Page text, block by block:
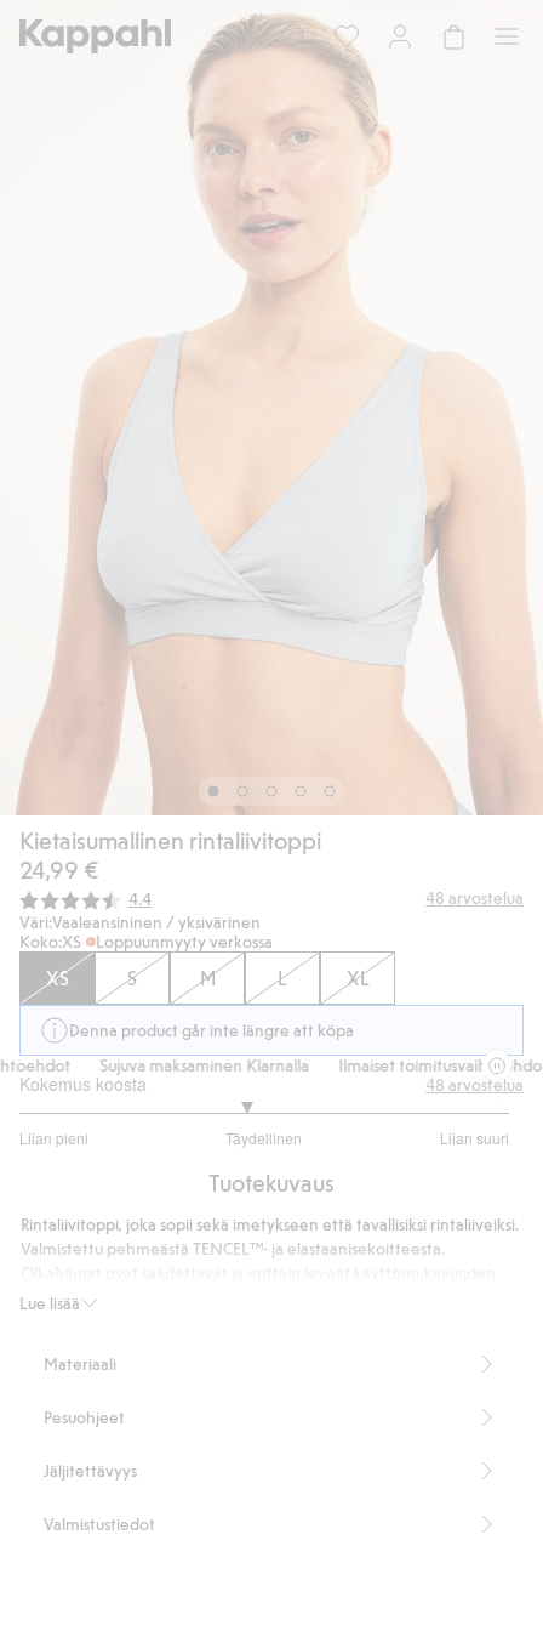
Kietaisumallinen rintaliivitoppi
24,99 €
Keskimääräinen luokitus:
4.4 48 arvostelua
Väri:Vaaleansininen / yksivärinen
Koko:XS Loppuunmyyty verkossa
XS S M L XL
Denna product går inte längre att köpa
Sujuva maksaminen Klarnalla Ilmaiset toimitusvaihtoehdot
Kokemus koosta
Liian pieni Täydellinen Liian suuri
/
ääneen
48 arvostelua
Tuotekuvaus
Lue lisää
Rintaliivitoppi, joka sopii sekä imetykseen että tavallisiksi rintaliiveiksi.
Valmistettu pehmeästä TENCEL™- ja ​​elastaanisekoitteesta.
tarjoamiseksi. Rintaliivit menevät edestä hieman limittäin.
Irrotettavat toppaukset
Tuotenumero:
Materiaali
Pesuohjeet
Jäljitettävyys
Valmistustiedot